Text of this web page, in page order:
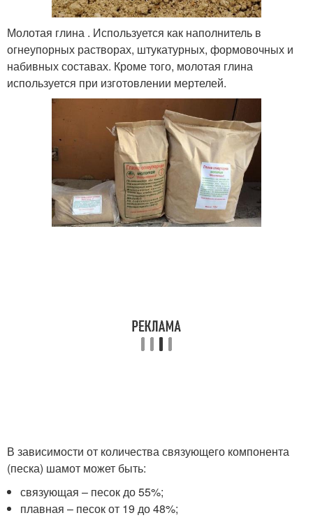
Молотая глина . Используется как наполнитель в
огнеупорных растворах, штукатурных, формовочных и
набивных составах. Кроме того, молотая глина
используется при изготовлении мертелей.
В зависимости от количества связующего компонента
(песка) шамот может быть:
связующая – песок до 55%;
плавная – песок от 19 до 48%;